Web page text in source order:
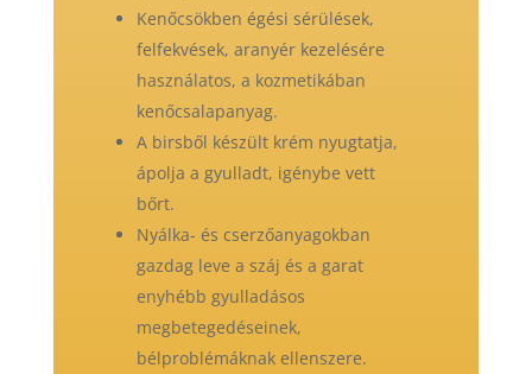
Kenőcsökben égési sérülések,
felfekvések, aranyér kezelésére
használatos, a kozmetikában
kenőcsalapanyag.
A birsből készült krém nyugtatja,
ápolja a gyulladt, igénybe vett
bőrt.
Nyálka- és cserzőanyagokban
gazdag leve a száj és a garat
enyhébb gyulladásos
megbetegedéseinek,
bélproblémáknak ellenszere.